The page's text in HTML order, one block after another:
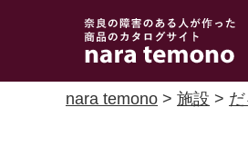
奈良で障害のある人
の手作り商品 nara
temono
nara temono > 施設 >